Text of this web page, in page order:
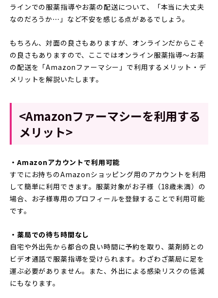
ラインでの服薬指導やお薬の配送について、「本当に大丈夫
なのだろうか⋯」など不安を感じる点があるでしょう。
もちろん、対面の良さもありますが、オンラインだからこそ
の良さもありますので、ここではオンライン服薬指導〜お薬
の配送を「Amazonファーマシー」で利用するメリット・デ
メリットを解説いたします。
<Amazonファーマシーを利用する
メリット>
・Amazonアカウントで利用可能
すでにお持ちのAmazonショッピング用のアカウントを利用
して簡単に利用できます。服薬対象がお子様（18歳未満）の
場合、お子様専用のプロフィールを登録することで利用可能
です。
・薬局での待ち時間なし
自宅や外出先から都合の良い時間に予約を取り、薬剤師との
ビデオ通話で服薬指導を受けられます。わざわざ薬局に足を
運ぶ必要がありません。また、外出による感染リスクの低減
にもなります。